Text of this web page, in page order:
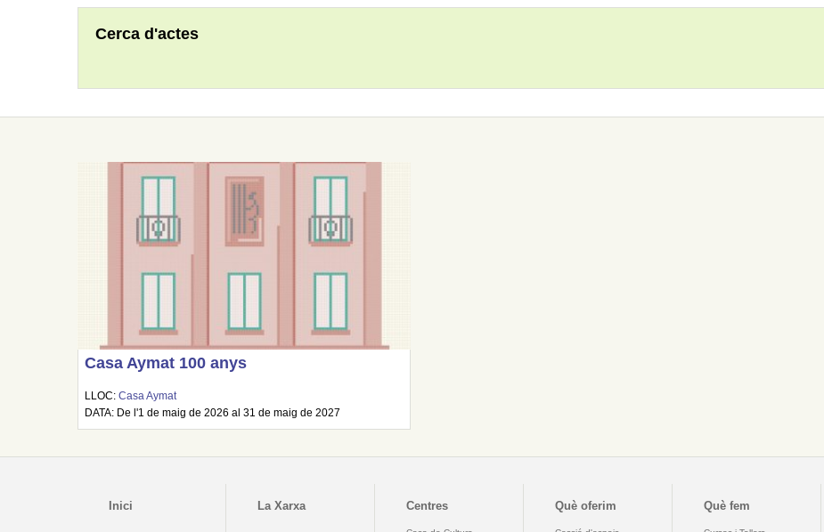
Cerca d'actes
Casa Aymat 100 anys
LLOC:Casa Aymat
DATA: De l'1 de maig de 2026 al 31 de maig de 2027
Inici La Xarxa Centres Què oferim Què fem